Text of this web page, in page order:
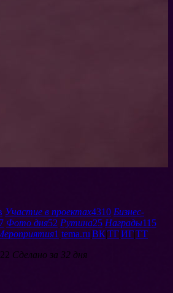
Участие в проектах4310 Бизнес-
Фото дня52 Рутина25 Награды115
1 tema.ru|ВК|ТГ|ИГ|ТТ
Сделано за 32 дня